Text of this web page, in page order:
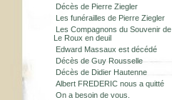
Décès de Pierre Ziegler
Les funérailles de Pierre Ziegler
Les Compagnons du Souvenir de
Le Roux en deuil
Edward Massaux est décédé
Décès de Guy Rousselle
Décès de Didier Hautenne
Albert FREDERIC nous a quitté
On a besoin de vous.